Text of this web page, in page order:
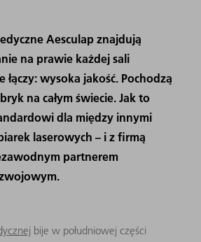
Aesculap znajdują
na prawie każdej sali
łączy: wysoka jakość. Pochodzą
na całym świecie. Jak to
dla między innymi
laserowych – i z firmą
partnerem
bije w południowej części